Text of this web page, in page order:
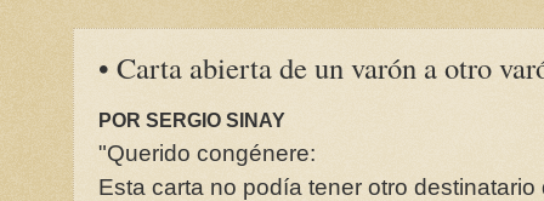
• Carta abierta de un varón a otro
POR SERGIO SINAY
"Querido congénere:
Esta carta no podía tener otro destinatario